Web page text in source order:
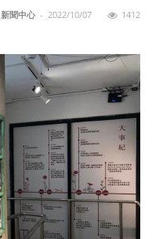
新聞中心 - 2022/10/07 1412